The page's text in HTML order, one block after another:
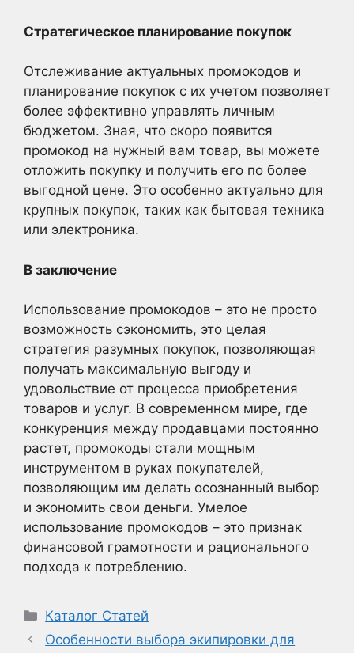
Стратегическое планирование покупок
Отслеживание актуальных промокодов и
планирование покупок с их учетом позволяет
более эффективно управлять личным
бюджетом. Зная, что скоро появится
промокод на нужный вам товар, вы можете
отложить покупку и получить его по более
выгодной цене. Это особенно актуально для
крупных покупок, таких как бытовая техника
или электроника.
В заключение
Использование промокодов – это не просто
возможность сэкономить, это целая
стратегия разумных покупок, позволяющая
получать максимальную выгоду и
удовольствие от процесса приобретения
товаров и услуг. В современном мире, где
конкуренция между продавцами постоянно
растет, промокоды стали мощным
инструментом в руках покупателей,
позволяющим им делать осознанный выбор
и экономить свои деньги. Умелое
использование промокодов – это признак
финансовой грамотности и рационального
подхода к потреблению.
Рубрики
Каталог Статей
Особенности выбора экипировки для